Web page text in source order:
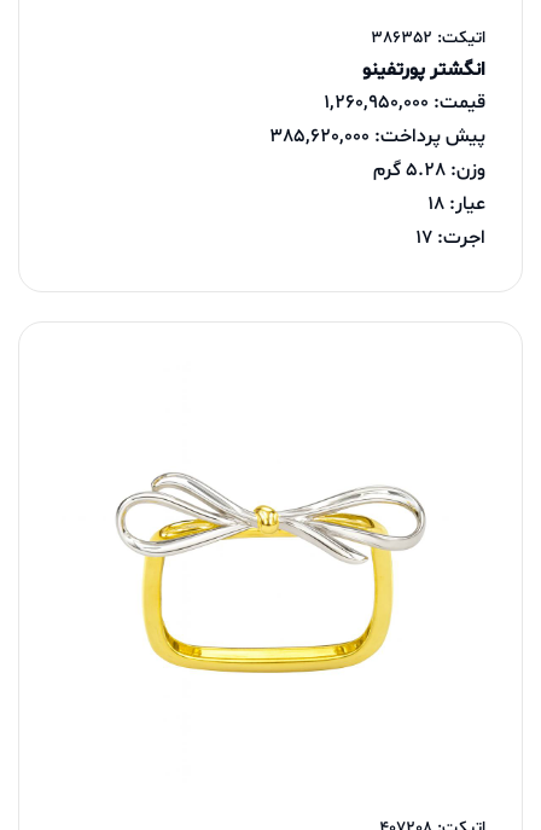
اتیکت: 386352
انگشتر پورتفینو
قیمت: 1,260,950,000
پیش پرداخت: 385,620,000
وزن: 5.28 گرم
عیار: 18
اجرت: 17